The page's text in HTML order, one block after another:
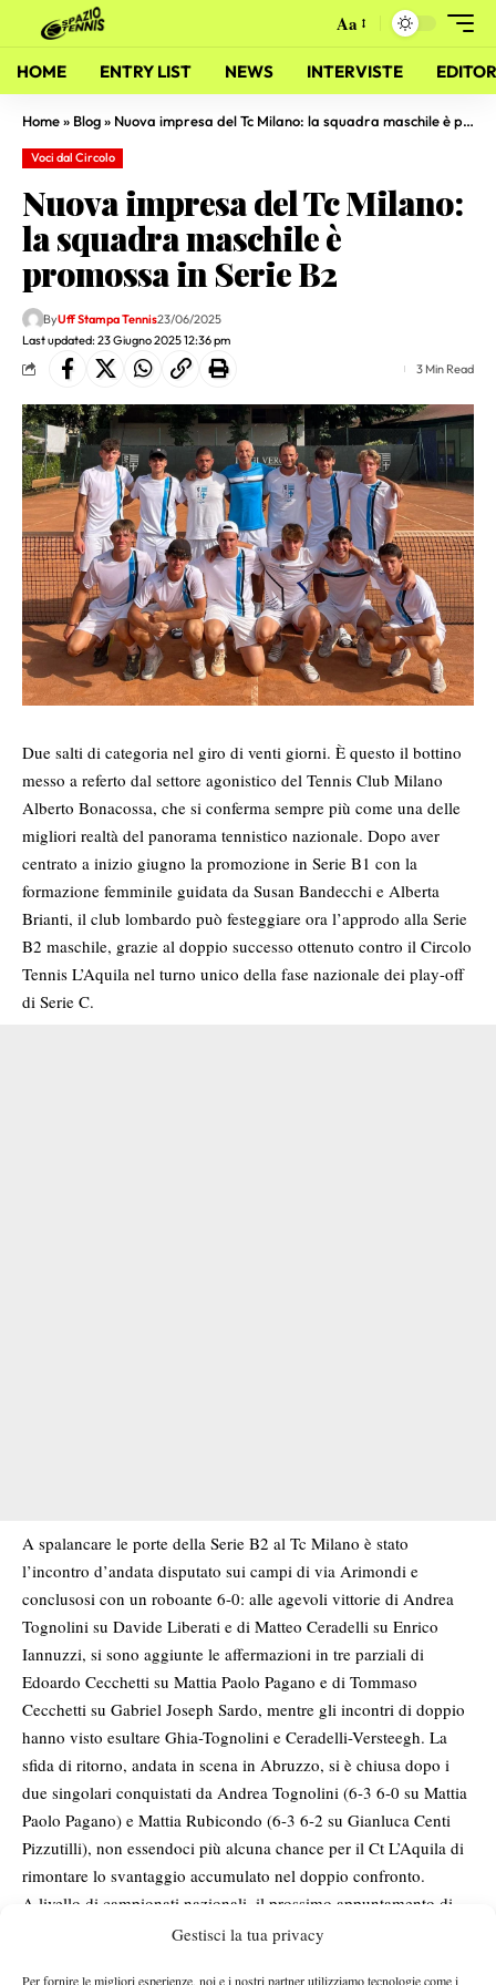
Gestisci la tua privacy
Per fornire le migliori esperienze, noi e i nostri partner utilizziamo tecnologie come i
Aa
HOME ENTRY LIST NEWS INTERVISTE
Home» Blog» Nuova impresa del Tc Milano: la squadra maschile è promossa in Serie B2
Voci dal Circolo
Nuova impresa del Tc Milano:
la squadra maschile è
promossa in Serie B2
Last updated: 23 Giugno 2025 12:36 pm
ByUff Stampa Tennis23/06/2025
3 Min Read
Due salti di categoria nel giro di venti giorni. È questo il bottino
messo a referto dal settore agonistico del Tennis Club Milano
Alberto Bonacossa, che si conferma sempre più come una delle
migliori realtà del panorama tennistico nazionale. Dopo aver
centrato a inizio giugno la promozione in Serie B1 con la
formazione femminile guidata da Susan Bandecchi e Alberta
Brianti, il club lombardo può festeggiare ora l’approdo alla Serie
B2 maschile, grazie al doppio successo ottenuto contro il Circolo
Tennis L’Aquila nel turno unico della fase nazionale dei play-off
di Serie C.
A spalancare le porte della Serie B2 al Tc Milano è stato
l’incontro d’andata disputato sui campi di via Arimondi e
conclusosi con un roboante 6-0: alle agevoli vittorie di Andrea
Tognolini su Davide Liberati e di Matteo Ceradelli su Enrico
Iannuzzi, si sono aggiunte le affermazioni in tre parziali di
Edoardo Cecchetti su Mattia Paolo Pagano e di Tommaso
Cecchetti su Gabriel Joseph Sardo, mentre gli incontri di doppio
hanno visto esultare Ghia-Tognolini e Ceradelli-Versteegh. La
sfida di ritorno, andata in scena in Abruzzo, si è chiusa dopo i
due singolari conquistati da Andrea Tognolini (6-3 6-0 su Mattia
Paolo Pagano) e Mattia Rubicondo (6-3 6-2 su Gianluca Centi
Pizzutilli), non essendoci più alcuna chance per il Ct L’Aquila di
rimontare lo svantaggio accumulato nel doppio confronto.
A livello di campionati nazionali, il prossimo appuntamento di
spessore per il Tc Milano sarà rappresentato dall’esordio della